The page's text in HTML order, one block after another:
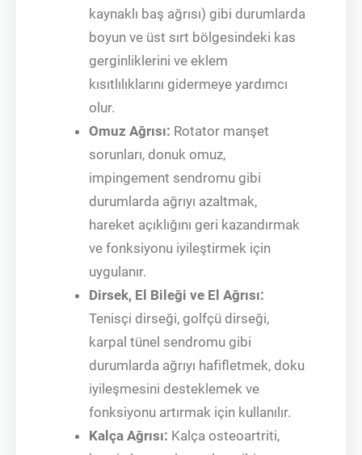
kaynaklı baş ağrısı) gibi durumlarda
boyun ve üst sırt bölgesindeki kas
gerginliklerini ve eklem
kısıtlılıklarını gidermeye yardımcı
olur.
Omuz Ağrısı: Rotator manşet
sorunları, donuk omuz,
impingement sendromu gibi
durumlarda ağrıyı azaltmak,
hareket açıklığını geri kazandırmak
ve fonksiyonu iyileştirmek için
uygulanır.
Dirsek, El Bileği ve El Ağrısı:
Tenisçi dirseği, golfçü dirseği,
karpal tünel sendromu gibi
durumlarda ağrıyı hafifletmek, doku
iyileşmesini desteklemek ve
fonksiyonu artırmak için kullanılır.
Kalça Ağrısı: Kalça osteoartriti,